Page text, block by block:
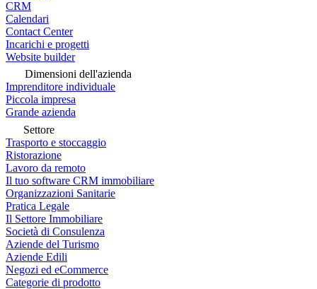
CRM
Calendari
Contact Center
Incarichi e progetti
Website builder
Dimensioni dell'azienda
Imprenditore individuale
Piccola impresa
Grande azienda
Settore
Trasporto e stoccaggio
Ristorazione
Lavoro da remoto
Il tuo software CRM immobiliare
Organizzazioni Sanitarie
Pratica Legale
Il Settore Immobiliare
Società di Consulenza
Aziende del Turismo
Aziende Edili
Negozi ed eCommerce
Categorie di prodotto